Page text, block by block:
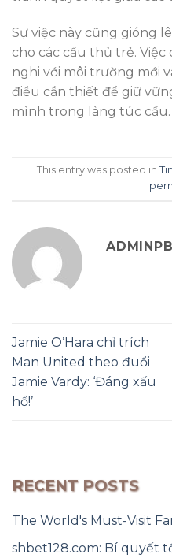
Sự việc này cũng gióng
cho các cầu thủ trẻ.
nghi với môi trường mới
điều cần thiết để giữ
mình trong làng túc cầu.
This entry was posted in
Jamie O’Hara chỉ trích
Man United theo đuổi
Jamie Vardy: ‘Đáng xấu
hổ!’
RECENT POSTS
The World's Must-Visit
shbet128.com: Bí quyết